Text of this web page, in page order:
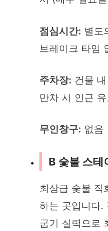
점심시간: 별도
브레이크 타임
주차장: 건물
만차 시 인근
무인창구: 없음
B 숯불 스테
최상급 숯불 직
하는 곳입니다.
굽기 실력으로